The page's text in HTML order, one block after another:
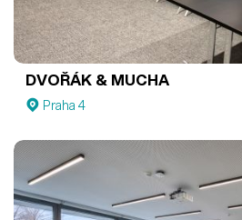
DVOŘÁK & MUCHA
Praha 4